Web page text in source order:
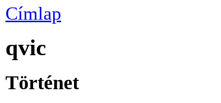
Címlap
qvic
Történet